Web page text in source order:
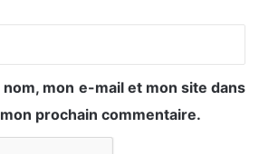
mon e-mail et mon site dans
prochain commentaire.